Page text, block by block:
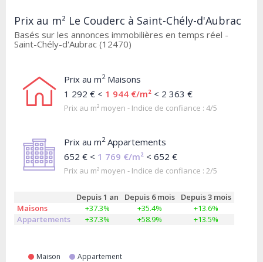
Prix au m² Le Couderc à Saint-Chély-d'Aubrac
Basés sur les annonces immobilières en temps réel -
Saint-Chély-d'Aubrac (12470)
Prix au m2Maisons
1 292 € < 1 944 €/m² < 2 363 €
Prix au m² moyen - Indice de confiance : 4/5
Prix au m2Appartements
652 € < 1 769 €/m² < 652 €
Prix au m² moyen - Indice de confiance : 2/5
Depuis 1 an Depuis 6 mois
Depuis 3 mois
Maisons
+37.3% +35.4%
+13.6%
Appartements
+37.3% +58.9% +13.5%
Maison Appartement